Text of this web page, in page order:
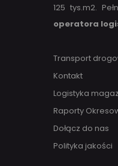
125 tys.m2.
operatora
Transport
Kontakt
Logistyka
Raporty
Dołącz do nas
Polityka jakości